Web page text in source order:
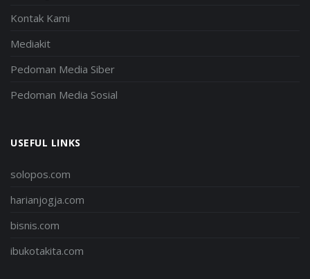
Kontak Kami
Mediakit
Pedoman Media Siber
Pedoman Media Sosial
USEFUL LINKS
solopos.com
harianjogja.com
bisnis.com
ibukotakita.com